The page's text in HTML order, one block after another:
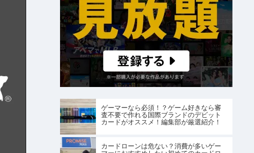
ゲーマーなら必須！？ゲーム好きなら審
査不要で作れる国際ブランドのデビット
カードがオススメ！編集部が厳選紹介！
カードローンは危ない？消費が多いゲー